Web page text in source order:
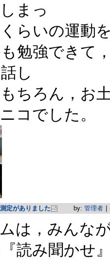
まっ
らいの運動
勉強できて
し
ちろん，お
コでした。
定がありました by: 管理者
は，みんな
読み聞かせ